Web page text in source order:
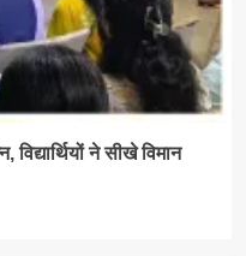
ने सीखे विमान